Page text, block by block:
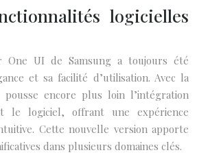
logicielles
One UI de Samsung a toujours été
et sa facilité d’utilisation. Avec la
pousse encore plus loin l’intégration
le logiciel, offrant une expérience
Cette nouvelle version apporte
dans plusieurs domaines clés.